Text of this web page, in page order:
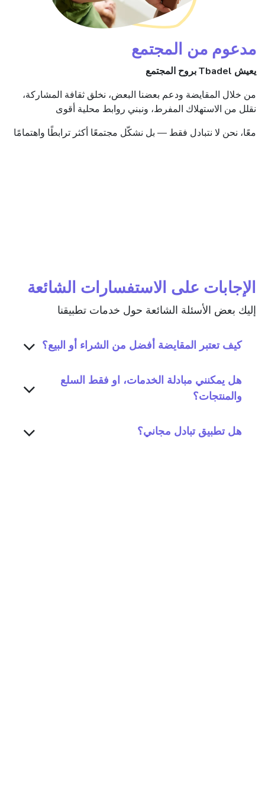
مدعوم من المجتمع
يعيش Tbadel بروح المجتمع
من خلال المقايضة ودعم بعضنا البعض، نخلق ثقافة المشاركة،
نقلل من الاستهلاك المفرط، ونبني روابط محلية أقوى
معًا، نحن لا نتبادل فقط — بل نشكّل مجتمعًا أكثر ترابطًا واهتمامًا
الإجابات على الاستفسارات الشائعة
إليك بعض الأسئلة الشائعة حول خدمات تطبيقنا
كيف تعتبر المقايضة أفضل من الشراء أو البيع؟
هل يمكنني مبادلة الخدمات، او فقط السلع
والمنتجات؟
هل تطبيق تبادل مجاني؟